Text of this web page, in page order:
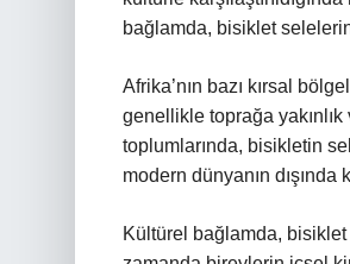
bağlamda, bisiklet
Afrika’nın bazı kırsal
genellikle toprağa yakınlık
toplumlarında, bisikletin
modern dünyanın
Kültürel bağlamda,